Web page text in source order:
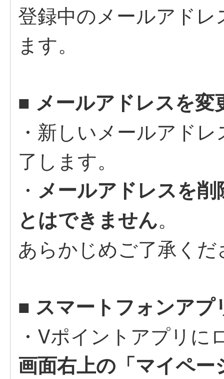
登録中のメールアド
ます。
■ メールアドレスを変
・新しいメールアド
了します。
・ メールアドレスを
とはできません。
あらかじめご了承くだ
■ スマートフォンアプ
・Vポイントアプリに
画面右上の「マイペー